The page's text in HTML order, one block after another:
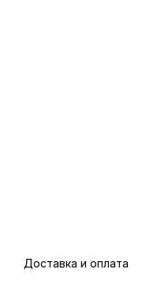
Доставка и оплата